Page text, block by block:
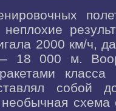
неплохие
2000 км/ч,
18 000 м.
класса
собой
схема